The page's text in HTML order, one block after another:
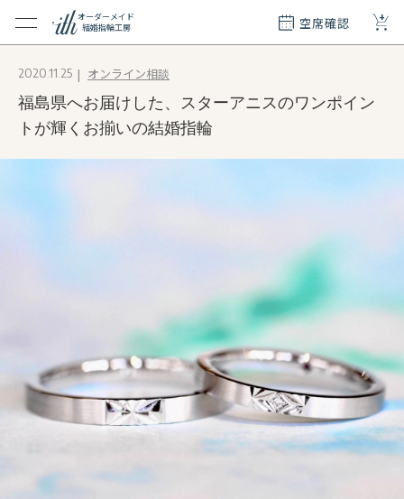
オーダーメイド
結婚指輪工房
空席確認 +
メイド
リー
2020.11.25 オンライン相談
福島県へお届けした、スターアニスのワンポイン
トが輝くお揃いの結婚指輪